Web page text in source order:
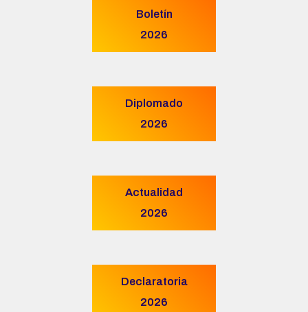
Boletín
2026
Diplomado
2026
Actualidad
2026
Declaratoria
2026